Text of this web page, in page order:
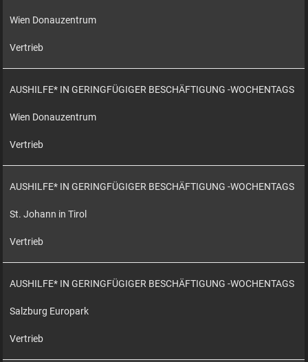
Wien Donauzentrum
Vertrieb
AUSHILFE* IN GERINGFÜGIGER BESCHÄFTIGUNG -WOCHENTAGS
Wien Donauzentrum
Vertrieb
AUSHILFE* IN GERINGFÜGIGER BESCHÄFTIGUNG -WOCHENTAGS
St. Johann in Tirol
Vertrieb
AUSHILFE* IN GERINGFÜGIGER BESCHÄFTIGUNG -WOCHENTAGS
Salzburg Europark
Vertrieb